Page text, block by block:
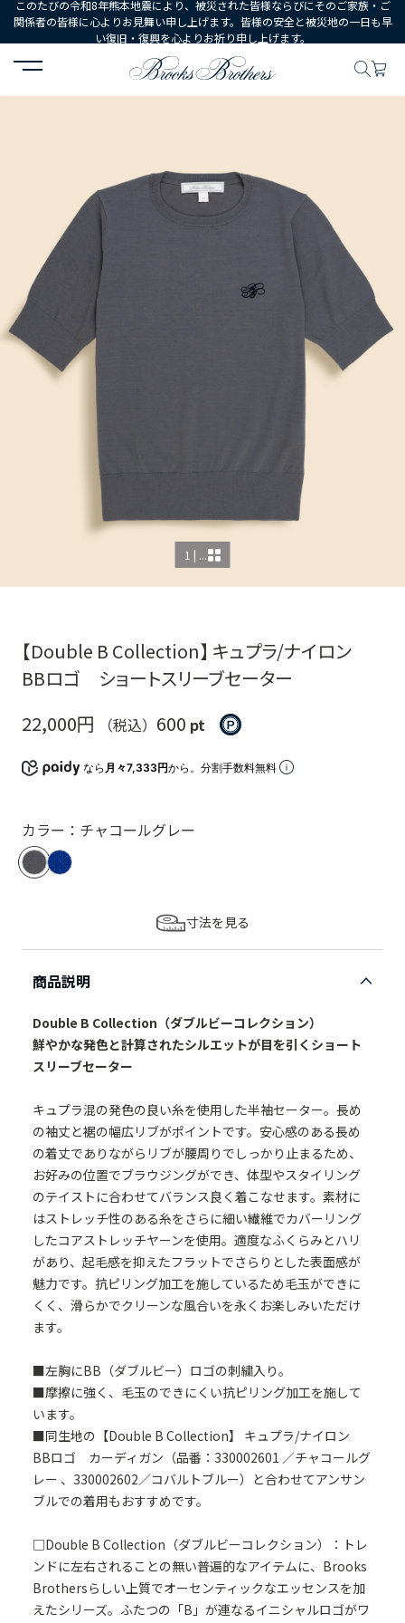
このたびの令和8年熊本地震により、被災された皆様ならびにそのご家族・ご
関係者の皆様に心よりお見舞い申し上げます。皆様の安全と被災地の一日も早
い復旧・復興を心よりお祈り申し上げます。
HOME ウェア トップス セーター 【Double B
1 | ...
【Double B Collection】 キュプラ/ナイロン
BBロゴ ショートスリーブセーター
22,000円
（税込） 600 pt
なら 月々7,333円から。分割手数料無料
カラー：チャコールグレー
寸法を見る
商品説明
Double B Collection（ダブルビーコレクション）
鮮やかな発色と計算されたシルエットが目を引くショート
スリーブセーター
キュプラ混の発色の良い糸を使用した半袖セーター。長め
の袖丈と裾の幅広リブがポイントです。安心感のある長め
の着丈でありながらリブが腰周りでしっかり止まるため、
お好みの位置でブラウジングができ、体型やスタイリング
のテイストに合わせてバランス良く着こなせます。素材に
はストレッチ性のある糸をさらに細い繊維でカバーリング
したコアストレッチヤーンを使用。適度なふくらみとハリ
があり、起毛感を抑えたフラットでさらりとした表面感が
魅力です。抗ピリング加工を施しているため毛玉ができに
くく、滑らかでクリーンな風合いを永くお楽しみいただけ
ます。
■左胸にBB（ダブルビー）ロゴの刺繍入り。
■摩擦に強く、毛玉のできにくい抗ピリング加工を施して
います。
■同生地の【Double B Collection】 キュプラ/ナイロン
BBロゴ カーディガン（品番：330002601 ／チャコールグ
レー 、330002602／コバルトブルー）と合わせてアンサン
ブルでの着用もおすすめです。
□Double B Collection（ダブルビーコレクション）：トレ
ンドに左右されることの無い普遍的なアイテムに、Brooks
Brothersらしい上質でオーセンティックなエッセンスを加
えたシリーズ。ふたつの「B」が連なるイニシャルロゴがワ